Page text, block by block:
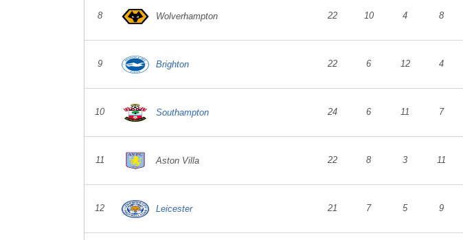
8 Wolverhampton 22 10 4 8
9 Brighton 22 6 12 4
10 Southampton 24 6 11 7
11 Aston Villa 22 8 3 11
12 Leicester 21 7 5 9